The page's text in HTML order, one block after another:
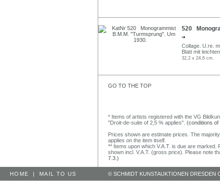
520
Collage. U.re.
Blatt mit
32,2 x 24,6 cm.
GO TO THE TOP
* Items of artists registered with the VG
"Droit-de-suite of 2,5 % applies". (conditions of
Prices shown are estimate prices. The
applies on the item itself.
** Items upon which V.A.T. is due are
shown incl. V.A.T. (gross price). Please note
7.3.)
HOME | MAIL TO US © SCHMIDT KUNSTAUKTIONEN DRESDEN